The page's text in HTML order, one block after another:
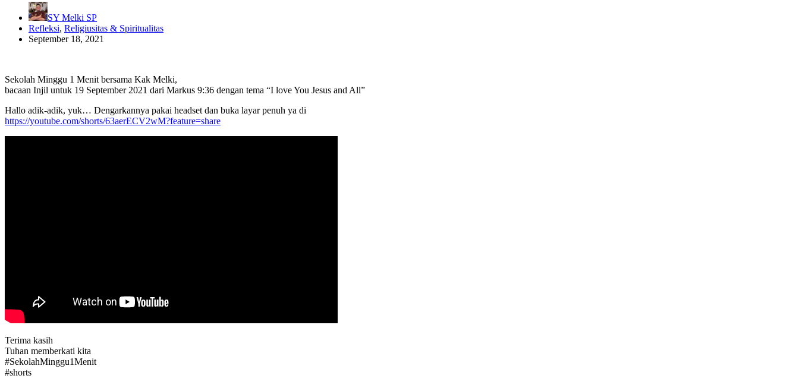
SY Melki SP
Refleksi, Religiusitas & Spiritualitas
September 18, 2021
Sekolah Minggu 1 Menit bersama Kak Melki,
bacaan Injil untuk 19 September 2021 dari Markus 9:36 dengan tema “I love You Jesus and All”
Hallo adik-adik, yuk… Dengarkannya pakai headset dan buka layar penuh ya di
https://youtube.com/shorts/63aerECV2wM?feature=share
Terima kasih
Tuhan memberkati kita
#SekolahMinggu1Menit
#shorts